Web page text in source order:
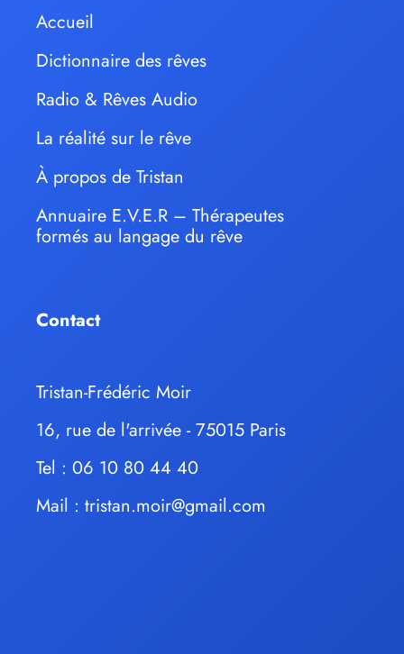
Accueil
Dictionnaire des rêves
Radio & Rêves Audio
La réalité sur le rêve
À propos de Tristan
Annuaire E.V.E.R – Thérapeutes
formés au langage du rêve
Contact
Tristan-Frédéric Moir
16, rue de l'arrivée - 75015 Paris
Tel : 06 10 80 44 40
Mail : tristan.moir@gmail.com